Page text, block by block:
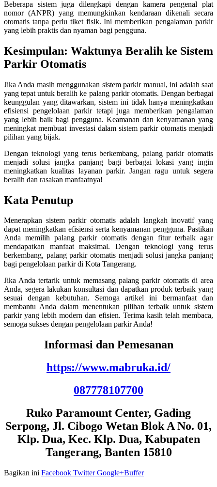
Beberapa sistem juga dilengkapi dengan kamera pengenal plat
nomor (ANPR) yang memungkinkan kendaraan dikenali secara
otomatis tanpa perlu tiket fisik. Ini memberikan pengalaman parkir
yang lebih praktis dan nyaman bagi pengguna.
Kesimpulan: Waktunya Beralih ke Sistem
Parkir Otomatis
Jika Anda masih menggunakan sistem parkir manual, ini adalah saat
yang tepat untuk beralih ke palang parkir otomatis. Dengan berbagai
keunggulan yang ditawarkan, sistem ini tidak hanya meningkatkan
efisiensi pengelolaan parkir tetapi juga memberikan pengalaman
yang lebih baik bagi pengguna. Keamanan dan kenyamanan yang
meningkat membuat investasi dalam sistem parkir otomatis menjadi
pilihan yang bijak.
Dengan teknologi yang terus berkembang, palang parkir otomatis
menjadi solusi jangka panjang bagi berbagai lokasi yang ingin
meningkatkan kualitas layanan parkir. Jangan ragu untuk segera
beralih dan rasakan manfaatnya!
Kata Penutup
Menerapkan sistem parkir otomatis adalah langkah inovatif yang
dapat meningkatkan efisiensi serta kenyamanan pengguna. Pastikan
Anda memilih palang parkir otomatis dengan fitur terbaik agar
mendapatkan manfaat maksimal. Dengan teknologi yang terus
berkembang, palang parkir otomatis menjadi solusi jangka panjang
bagi pengelolaan parkir di Kota Tangerang.
Jika Anda tertarik untuk memasang palang parkir otomatis di area
Anda, segera lakukan konsultasi dan dapatkan produk terbaik yang
sesuai dengan kebutuhan. Semoga artikel ini bermanfaat dan
membantu Anda dalam menentukan pilihan terbaik untuk sistem
parkir yang lebih modern dan efisien. Terima kasih telah membaca,
semoga sukses dengan pengelolaan parkir Anda!
Informasi dan Pemesanan
https://www.mabruka.id/
087778107700
Ruko Paramount Center, Gading
Serpong, Jl. Cibogo Wetan Blok A No. 01,
Klp. Dua, Kec. Klp. Dua, Kabupaten
Tangerang, Banten 15810
Bagikan ini Facebook TwitterGoogle+Buffer